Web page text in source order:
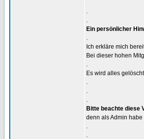
.
.
Ein persönlicher
.
Ich erkläre mich
Bei dieser hohen
.
Es wird alles
.
.
.
Bitte beachte diese
denn als Admin habe
.
.